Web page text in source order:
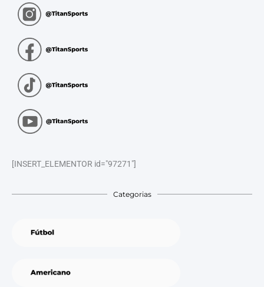
[INSERT_ELEMENTOR id="97271"]
Categorias